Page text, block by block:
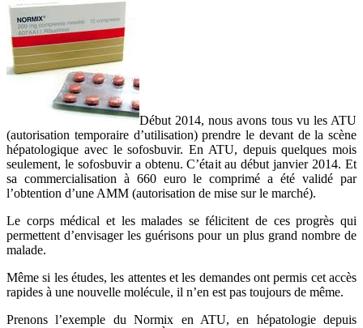
Début 2014, nous avons tous vu les ATU
(autorisation temporaire d’utilisation) prendre le devant de la scène
hépatologique avec le sofosbuvir. En ATU, depuis quelques mois
seulement, le sofosbuvir a obtenu. C’était au début janvier 2014. Et
sa commercialisation à 660 euro le comprimé a été validé par
l’obtention d’une AMM (autorisation de mise sur le marché).
Le corps médical et les malades se félicitent de ces progrès qui
permettent d’envisager les guérisons pour un plus grand nombre de
malade.
Même si les études, les attentes et les demandes ont permis cet accès
rapides à une nouvelle molécule, il n’en est pas toujours de même.
Prenons l’exemple du Normix en ATU, en hépatologie depuis